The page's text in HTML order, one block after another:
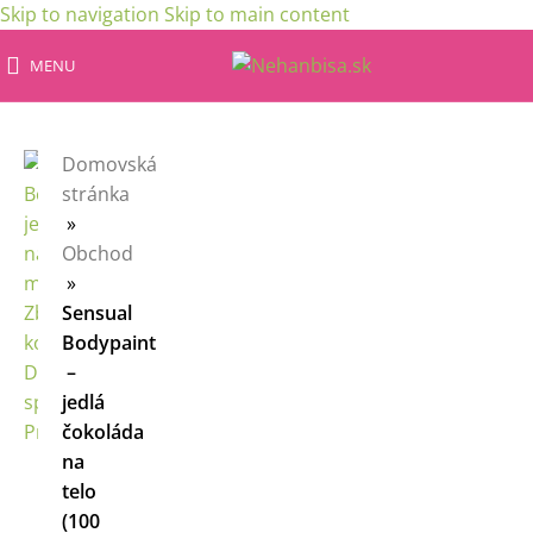
Skip to navigation Skip to main content
MENU
Domovská
stránka
»
Obchod
»
Sensual
Bodypaint
–
jedlá
čokoláda
na
telo
(100